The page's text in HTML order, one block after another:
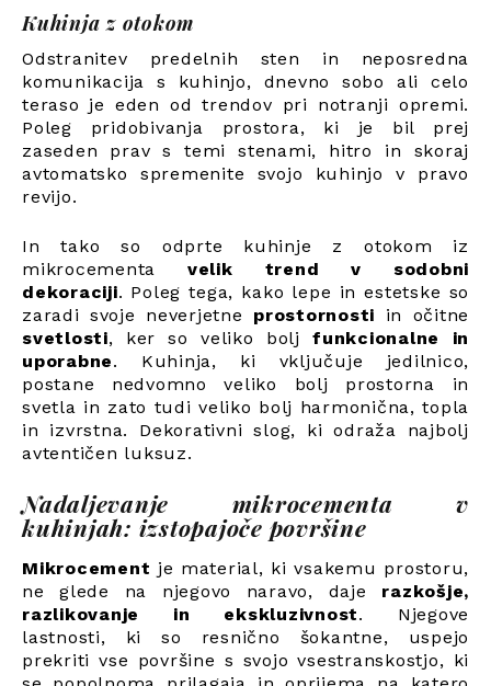
Kuhinja z otokom
Odstranitev predelnih sten in neposredna
komunikacija s kuhinjo, dnevno sobo ali celo
teraso je eden od trendov pri notranji opremi.
Poleg pridobivanja prostora, ki je bil prej
zaseden prav s temi stenami, hitro in skoraj
avtomatsko spremenite svojo kuhinjo v pravo
revijo.
In tako so odprte kuhinje z otokom iz
mikrocementa velik trend v sodobni
dekoraciji. Poleg tega, kako lepe in estetske so
zaradi svoje neverjetne prostornosti in očitne
svetlosti, ker so veliko boljfunkcionalne in
uporabne. Kuhinja, ki vključuje jedilnico,
postane nedvomno veliko bolj prostorna in
svetla in zato tudi veliko bolj harmonična, topla
in izvrstna. Dekorativni slog, ki odraža najbolj
avtentičen luksuz.
Nadaljevanje mikrocementa v
kuhinjah: izstopajoče površine
Mikrocement je material, ki vsakemu prostoru,
ne glede na njegovo naravo, daje razkošje,
razlikovanje in ekskluzivnost. Njegove
lastnosti, ki so resnično šokantne, uspejo
prekriti vse površine s svojo vsestranskostjo, ki